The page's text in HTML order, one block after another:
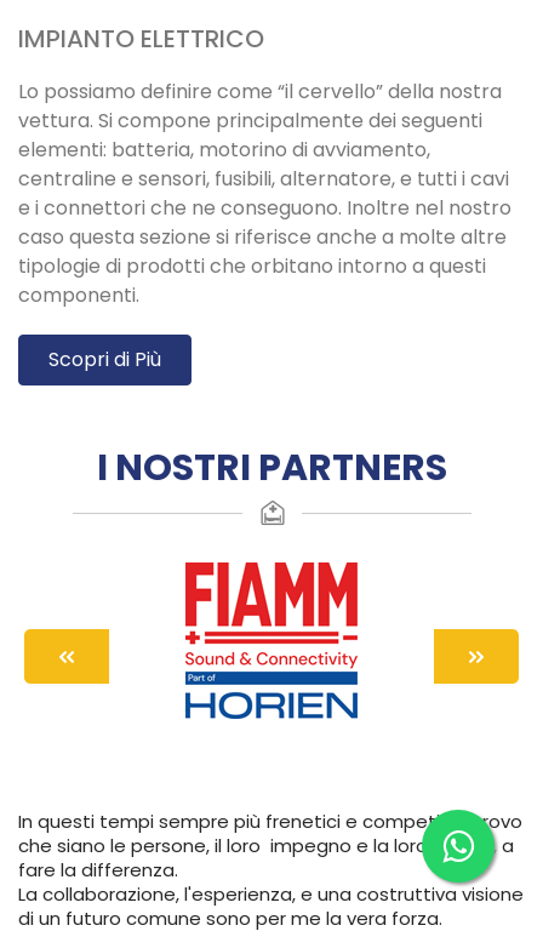
IMPIANTO ELETTRICO
Lo possiamo definire come “il cervello” della nostra
vettura. Si compone principalmente dei seguenti
elementi: batteria, motorino di avviamento,
centraline e sensori, fusibili, alternatore, e tutti i cavi
e i connettori che ne conseguono. Inoltre nel nostro
caso questa sezione si riferisce anche a molte altre
tipologie di prodotti che orbitano intorno a questi
componenti.
Scopri di Più
I NOSTRI PARTNERS
In questi tempi sempre più frenetici e competitivi, trovo
che siano le persone, il loro impegno e la loro unicità, a
fare la differenza.
La collaborazione, l'esperienza, e una costruttiva visione
di un futuro comune sono per me la vera forza.